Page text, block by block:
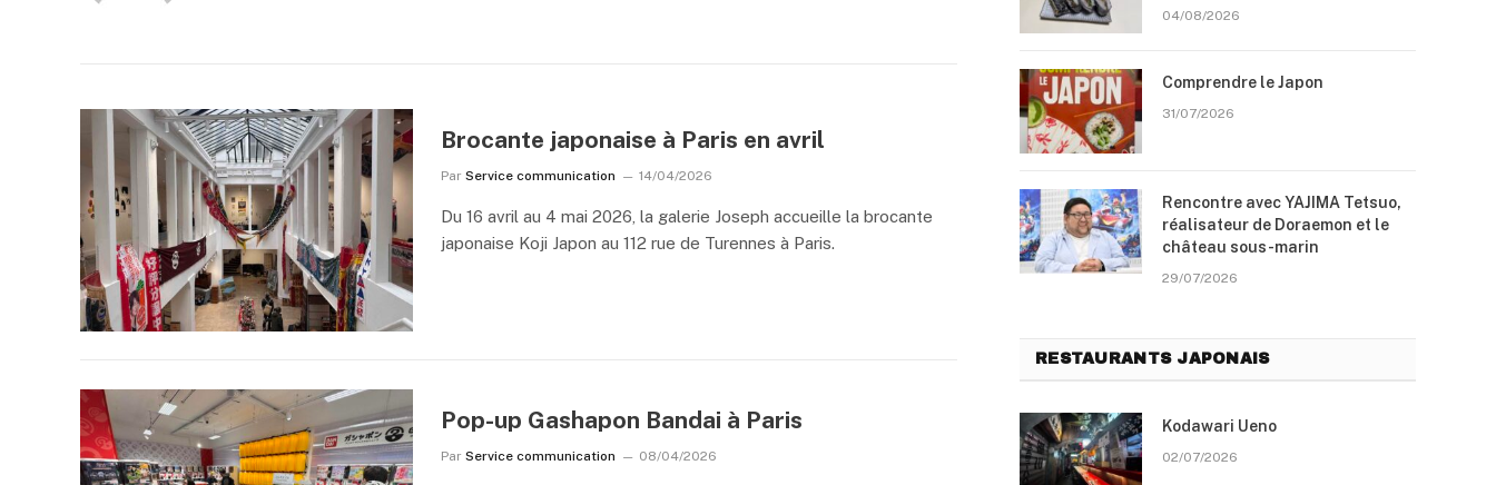
Brocante japonaise à Paris en avril
Par Service communication 14/04/2026
Du 16 avril au 4 mai 2026, la galerie Joseph accueille la brocante
japonaise Koji Japon au 112 rue de Turennes à Paris.
Pop-up Gashapon Bandai à Paris
Par Service communication 08/04/2026
04/08/2026
Comprendre le Japon
31/07/2026
Rencontre avec YAJIMA Tetsuo,
réalisateur de Doraemon et le
château sous-marin
29/07/2026
RESTAURANTS JAPONAIS
Kodawari Ueno
02/07/2026